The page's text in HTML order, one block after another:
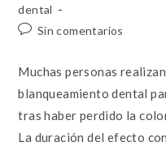
dental
Sin comentarios
Muchas personas
blanqueamiento dental
tras haber perdido la
La duración del efecto